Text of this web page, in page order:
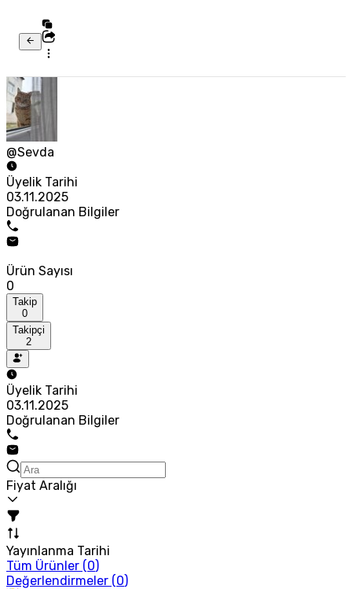
@Sevda
Üyelik Tarihi
03.11.2025
Doğrulanan Bilgiler
Ürün Sayısı
0
Takip
0
Takipçi
2
Üyelik Tarihi
03.11.2025
Doğrulanan Bilgiler
Fiyat Aralığı
Yayınlanma Tarihi
Tüm Ürünler (0)
Değerlendirmeler (0)